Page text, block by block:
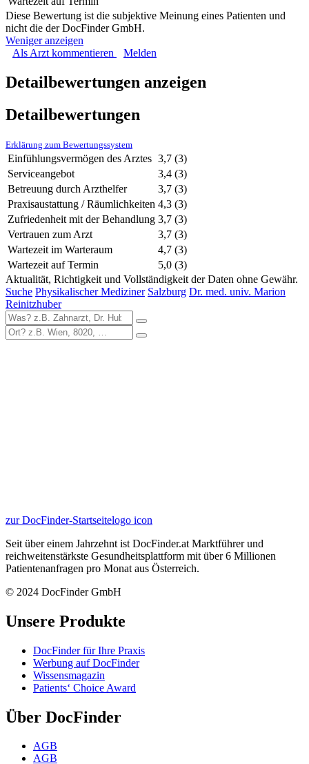
Diese Bewertung ist die subjektive Meinung eines Patienten und
nicht die der DocFinder GmbH.
Weniger anzeigen
Als Arzt kommentieren
Melden
Detailbewertungen anzeigen
Detailbewertungen
Erklärung zum Bewertungssystem
Einfühlungsvermögen des Arztes 3,7 (3)
Serviceangebot
3,4 (3)
Betreuung durch Arzthelfer
3,7 (3)
Praxisaustattung / Räumlichkeiten 4,3 (3)
Zufriedenheit mit der Behandlung 3,7 (3)
Vertrauen zum Arzt
3,7 (3)
Wartezeit im Warteraum
4,7 (3)
Wartezeit auf Termin
5,0 (3)
Aktualität, Richtigkeit und Vollständigkeit der Daten ohne Gewähr.
Suche Physikalischer Mediziner Salzburg Dr. med. univ. Marion
Reinitzhuber
zur DocFinder-Startseitelogo icon
Seit über einem Jahrzehnt ist DocFinder.at Marktführer und
reichweitenstärkste Gesundheitsplattform mit über 6 Millionen
Patientenanfragen pro Monat aus Österreich.
© 2024 DocFinder GmbH
Unsere Produkte
DocFinder für Ihre Praxis
Werbung auf DocFinder
Wissensmagazin
Patients‘ Choice Award
Über DocFinder
AGB
AGB